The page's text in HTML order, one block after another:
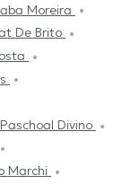
Moreira
De Brito
Divino
Marchi